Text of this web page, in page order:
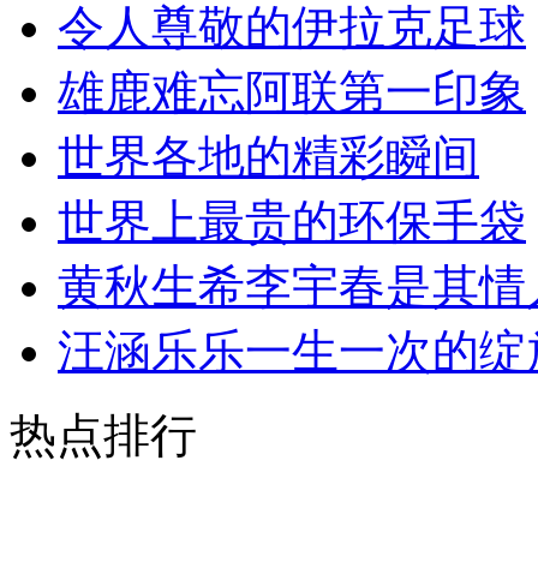
令人尊敬的伊拉克足球
雄鹿难忘阿联第一印象
世界各地的精彩瞬间
世界上最贵的环保手袋
黄秋生希李宇春是其情
汪涵乐乐一生一次的绽
热点排行